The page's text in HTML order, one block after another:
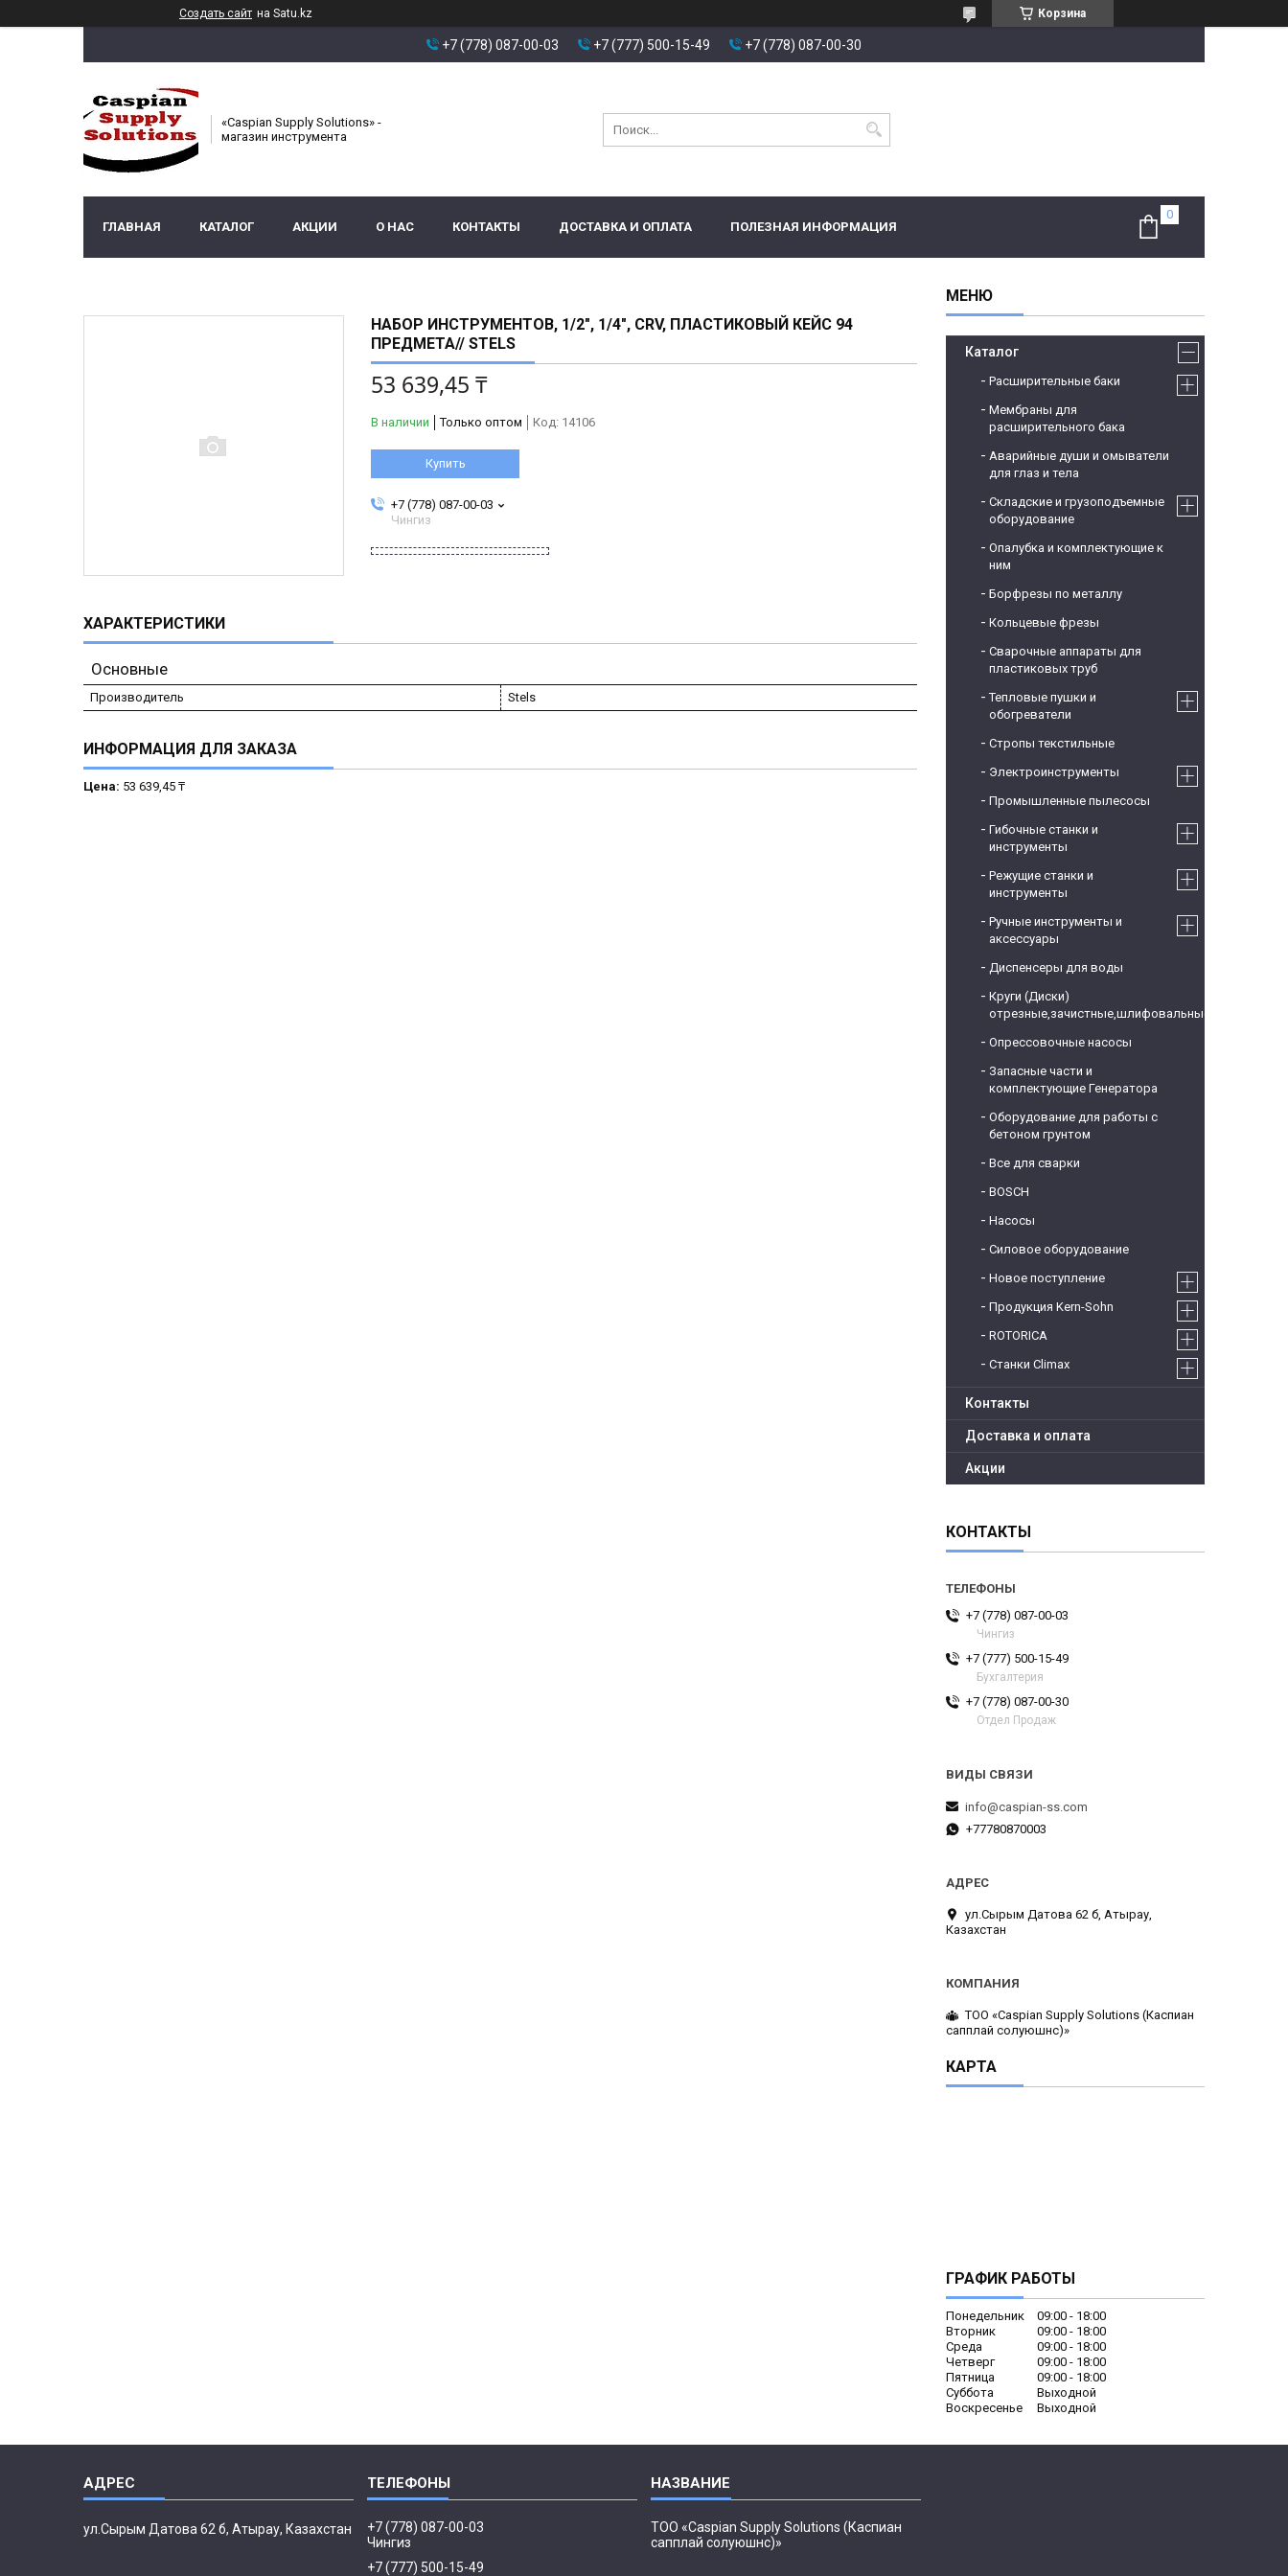
Создать сайт на Satu.kz Корзина
+7 (778) 087-00-03 +7 (777) 500-15-49 +7 (778) 087-00-30
«Caspian Supply Solutions» -
магазин инструмента
ГЛАВНАЯ КАТАЛОГ АКЦИИ О НАС КОНТАКТЫ ДОСТАВКА И ОПЛАТА ПОЛЕЗНАЯ ИНФОРМАЦИЯ
НАБОР ИНСТРУМЕНТОВ, 1/2", 1/4", CRV, ПЛАСТИКОВЫЙ КЕЙС 94
ПРЕДМЕТА// STELS
53 639,45 ₸
В наличии Только оптом Код: 14106
Купить
+7 (778) 087-00-03
Чингиз
ХАРАКТЕРИСТИКИ
Основные
Производитель Stels
ИНФОРМАЦИЯ ДЛЯ ЗАКАЗА
Цена: 53 639,45 ₸
Каталог
Расширительные баки
Мембраны для
расширительного бака
Аварийные души и омыватели
для глаз и тела
Складские и грузоподъемные
оборудование
Опалубка и комплектующие к
ним
Борфрезы по металлу
Кольцевые фрезы
Сварочные аппараты для
пластиковых труб
Тепловые пушки и
обогреватели
Стропы текстильные
Электроинструменты
Промышленные пылесосы
Гибочные станки и
инструменты
Режущие станки и
инструменты
Ручные инструменты и
аксессуары
Диспенсеры для воды
Круги (Диски)
отрезные,зачистные,шлифовальные
Опрессовочные насосы
Запасные части и
комплектующие Генератора
Оборудование для работы с
бетоном грунтом
Все для сварки
BOSCH
Насосы
Силовое оборудование
Новое поступление
Продукция Kern-Sohn
ROTORICA
Станки Climax
Контакты
Доставка и оплата
Акции
КОНТАКТЫ
+7 (778) 087-00-03
Чингиз
+7 (777) 500-15-49
Бухгалтерия
+7 (778) 087-00-30
Отдел Продаж
info@caspian-ss.com
+77780870003
ул.Сырым Датова 62 б, Атырау,
Казахстан
ТОО «Caspian Supply Solutions (Каспиан
сапплай солуюшнс)»
КАРТА
ГРАФИК РАБОТЫ
Понедельник 09:00
18:00
Вторник
09:00
18:00
Среда
09:00
18:00
Четверг
09:00
18:00
Пятница
09:00
18:00
Суббота
Выходной
Воскресенье
Выходной
ул.Сырым Датова 62 б, Атырау, Казахстан
+7 (778) 087-00-03
Чингиз
+7 (777) 500-15-49
ТОО «Caspian Supply Solutions (Каспиан
сапплай солуюшнс)»